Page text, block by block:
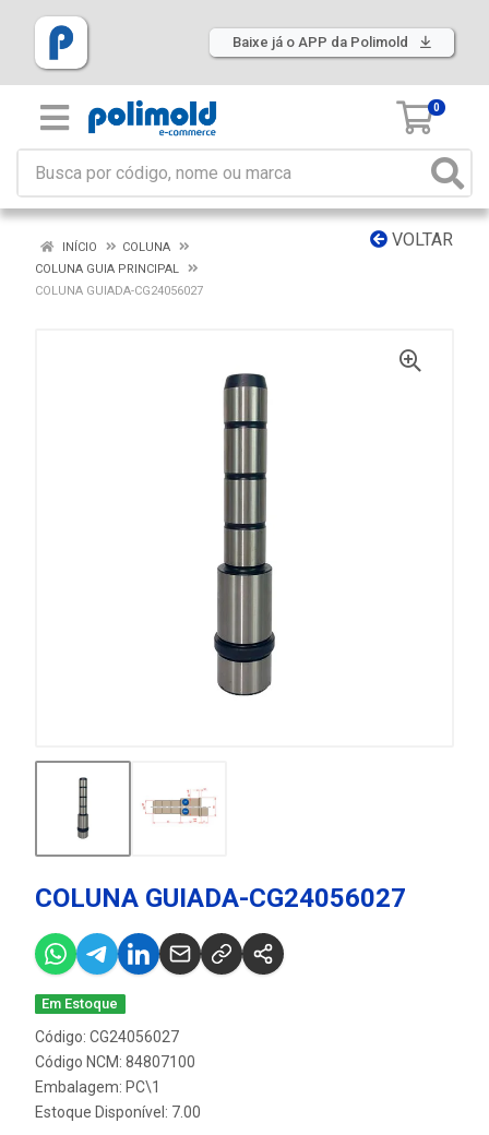
Baixe já o APP da Polimold
0
VOLTAR
INÍCIO
COLUNA
COLUNA GUIA PRINCIPAL
COLUNA GUIADA-CG24056027
COLUNA GUIADA-CG24056027
Em Estoque
Código: CG24056027
Código NCM: 84807100
Embalagem: PC\1
Estoque Disponível: 7.00